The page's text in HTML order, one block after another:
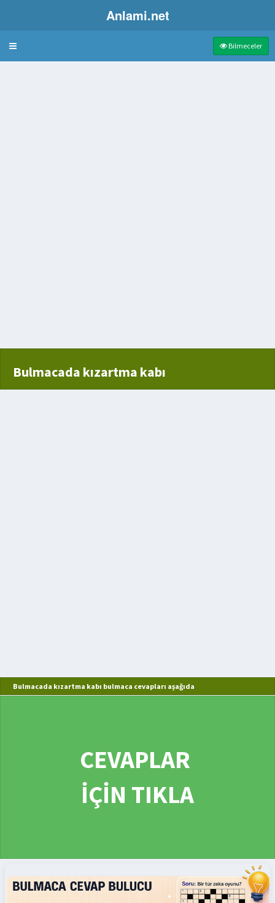
Anlami.net
Bulmaca Bilmeceler
Bulmacada kızartma kabı
Bulmacada kızartma kabı bulmaca cevapları aşağıda
CEVAPLAR
İÇİN TIKLA